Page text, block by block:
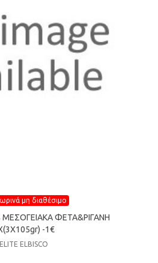
μη διαθέσιμο
ΜΕΣΟΓΕΙΑΚΑ ΦΕΤΑ&ΡΙΓΑΝΗ
-1€
ELITE ELBISCO